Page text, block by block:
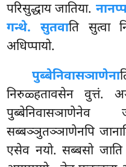
परिसुद्धाय जातिया.
गन्थे. सुतवाति सुत्वा
अधिप्पायो.
पुब्बेनिवासञाणेना
निरुळ्हतावसेन वुत्तं.
सब्बञ्ञुतञ्ञाणेनपि
एसेव नयो. सब्बसो जाति